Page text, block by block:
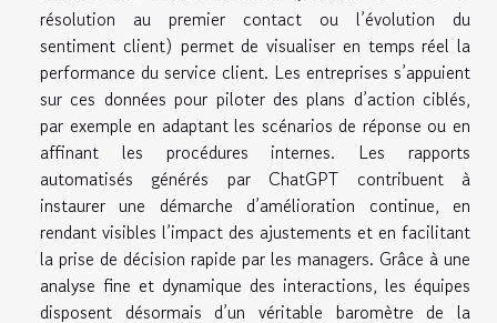
résolution au premier contact ou l’évolution du
sentiment client) permet de visualiser en temps réel la
performance du service client. Les entreprises s’appuient
sur ces données pour piloter des plans d’action ciblés,
par exemple en adaptant les scénarios de réponse ou en
affinant les procédures internes. Les rapports
automatisés générés par ChatGPT contribuent à
instaurer une démarche d’amélioration continue, en
rendant visibles l’impact des ajustements et en facilitant
la prise de décision rapide par les managers. Grâce à une
analyse fine et dynamique des interactions, les équipes
disposent désormais d’un véritable baromètre de la